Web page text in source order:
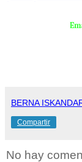
BERNA
Compartir
No hay